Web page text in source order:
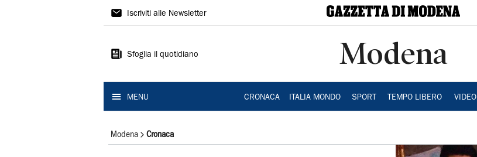
Gazzetta
Modena
Iscriviti alle Newsletter
Sfoglia il quotidiano Modena
MENU CRONACA ITALIA MONDO SPORT TEMPO LIBERO VIDEO
Modena Cronaca